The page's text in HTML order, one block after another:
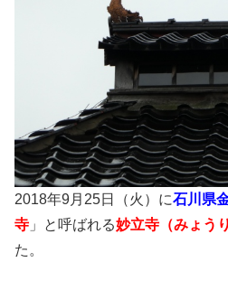
2018年9月25日（火）に石川県
寺 」と呼ばれる妙立寺（みょう
た。